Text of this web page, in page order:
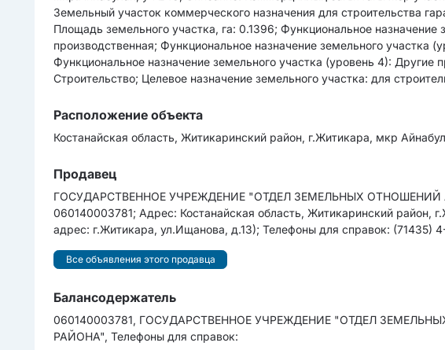
Земельный участок коммерческого назначения для строительства
Площадь земельного участка, га: 0.1396; Функциональное
производственная; Функциональное назначение земельного участка
Функциональное назначение земельного участка (уровень 4): Другие
Строительство; Целевое назначение земельного участка: для
Расположение объекта
Костанайская область, Житикаринский район, г.Житикара, мкр
Продавец
ГОСУДАРСТВЕННОЕ УЧРЕЖДЕНИЕ "ОТДЕЛ ЗЕМЕЛЬНЫХ
060140003781; Адрес: Костанайская область, Житикаринский район,
адрес: г.Житикара, ул.Ищанова, д.13); Телефоны для справок: (71435)
Все объявления этого продавца
Балансодержатель
060140003781, ГОСУДАРСТВЕННОЕ УЧРЕЖДЕНИЕ "ОТДЕЛ
РАЙОНА", Телефоны для справок: